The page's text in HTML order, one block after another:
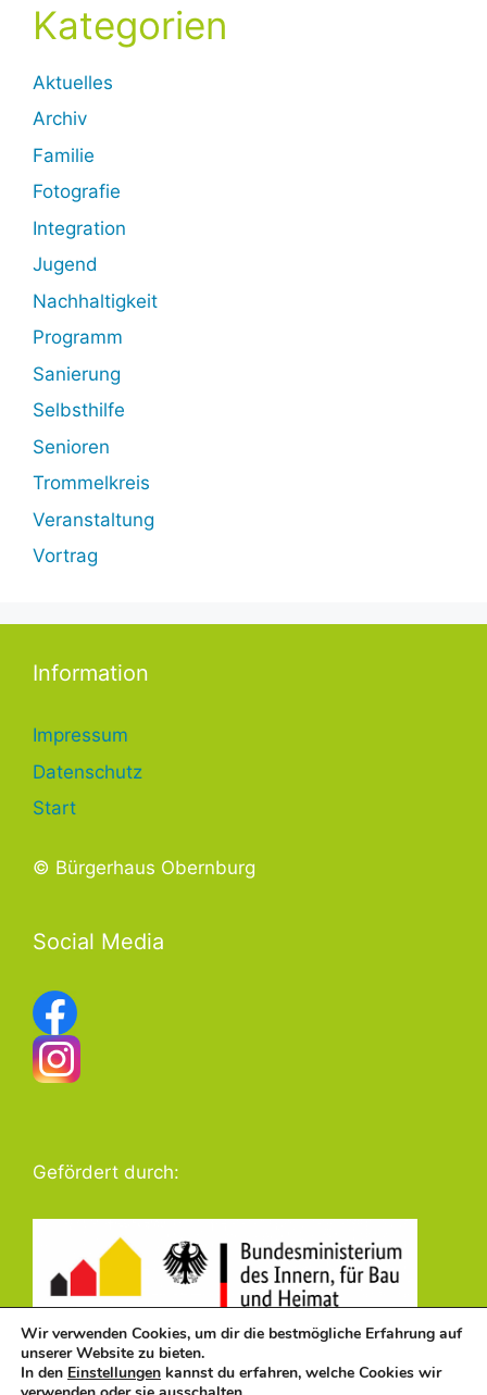
Kategorien
Aktuelles
Archiv
Familie
Fotografie
Integration
Jugend
Nachhaltigkeit
Programm
Sanierung
Selbsthilfe
Senioren
Trommelkreis
Veranstaltung
Vortrag
Information
Impressum
Datenschutz
Start
© Bürgerhaus Obernburg
Social Media
Gefördert durch:
Wir verwenden Cookies, um dir die bestmögliche Erfahrung auf
unserer Website zu bieten.
In den Einstellungen kannst du erfahren, welche Cookies wir